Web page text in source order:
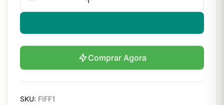
Comprar Agora
SKU: FIFF1